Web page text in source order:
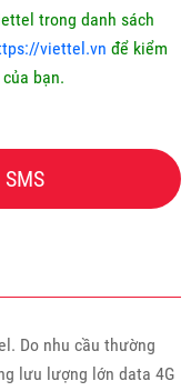
trong danh sách
viettel.vn để kiểm
bạn.
Do nhu cầu thường
lưu lượng lớn data 4G